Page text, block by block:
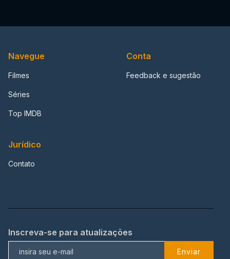
Navegue
Filmes
Séries
Top IMDB
Conta
Feedback e sugestão
Jurídico
Contato
Inscreva-se para atualizações
Enviar